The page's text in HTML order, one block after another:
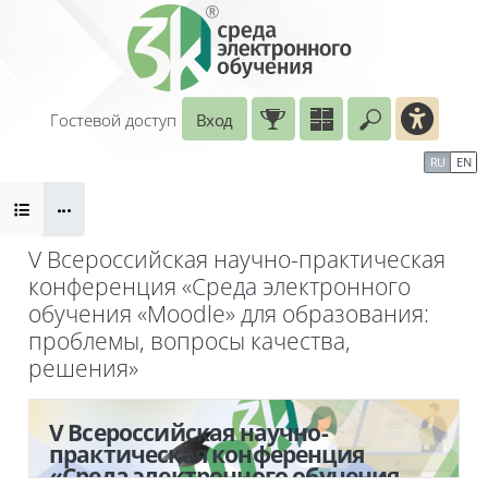
Перейти к основному содержанию
Введите
Гостевой доступ
Вход
RU EN
Блоки
V Всероссийская научно-практическая
конференция «Среда электронного
обучения «Moodle» для образования:
проблемы, вопросы качества,
решения»
V Всероссийская научно-
практическая конференция
«Среда электронного обучения